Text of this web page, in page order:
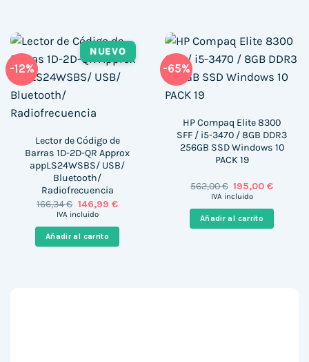
-12%
NUEVO
Lector de Código de
Barras 1D-2D-QR Approx
appLS24WSBS/ USB/
Bluetooth/
Radiofrecuencia
166,34€ El
precio
era:
166,34 €.
146,99 €El
es:
146,99 €.
IVA incluido
Añadir al carrito
-65%
HP Compaq Elite 8300
SFF / i5-3470 / 8GB DDR3
256GB SSD Windows 10
PACK 19
562,00€ El
precio
era:
562,00 €.
195,00€El
es:
195,00
IVA incluido
Añadir al carrito